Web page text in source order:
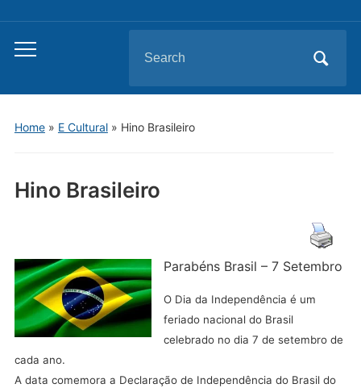
Toggle
menu
for:
Home» E Cultural» Hino Brasileiro
Hino Brasileiro
Parabéns Brasil – 7 Setembro
O Dia da Independência é um
feriado nacional do Brasil
celebrado no dia 7 de setembro de
cada ano.
A data comemora a Declaração de Independência do Brasil do